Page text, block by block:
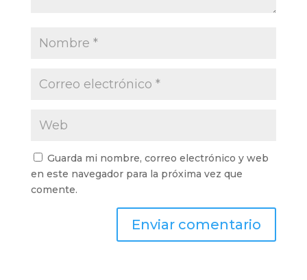
Guarda mi nombre, correo electrónico y web
en este navegador para la próxima vez que
comente.